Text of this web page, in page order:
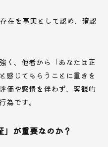
在を事実として認め、確認
く、他者から「あなたは正
感じてもらうことに重きを
価や感情を伴わず、客観的
為です。
が重要なのか？